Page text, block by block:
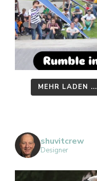
MEHR LADEN ...
shuvitcrew
Designer